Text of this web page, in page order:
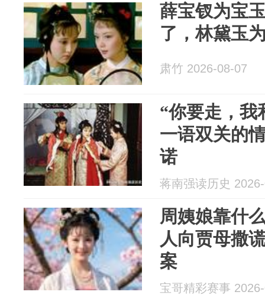
薛宝钗为宝
了，林黛玉
肃竹 2026-08-07
“你要走，我
一语双关的
诺
蒋南强读历史
周姨娘靠什
人向贾母撒
案
宝哥精彩赛事